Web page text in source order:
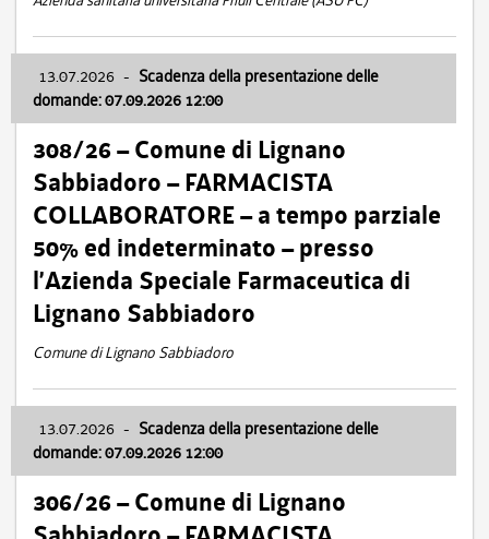
13.07.2026 - Scadenza della presentazione delle
domande: 07.09.2026 12:00
308/26 – Comune di Lignano
Sabbiadoro – FARMACISTA
COLLABORATORE – a tempo parziale
50% ed indeterminato – presso
l’Azienda Speciale Farmaceutica di
Lignano Sabbiadoro
Comune di Lignano Sabbiadoro
13.07.2026 - Scadenza della presentazione delle
domande: 07.09.2026 12:00
306/26 – Comune di Lignano